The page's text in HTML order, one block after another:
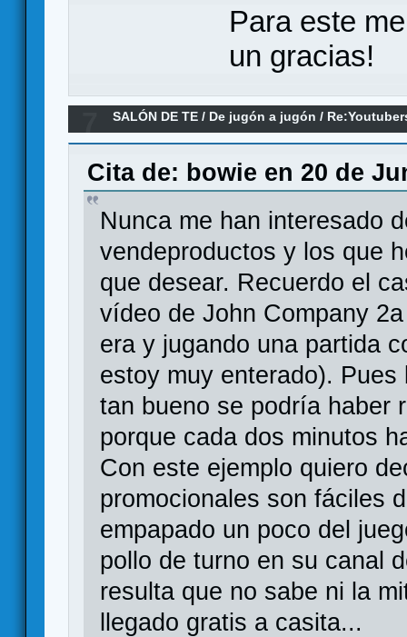
Para este
un gracias!
SALÓN DE TE / De jugón a jugón /
Cita de: bowie en 20 de
Nunca me han interesado
vendeproductos y los que
que desear. Recuerdo el
vídeo de John Company
era y jugando una partida
estoy muy enterado).
tan bueno se podría haber
porque cada dos minutos
Con este ejemplo quiero
promocionales son fáciles
empapado un poco del
pollo de turno en su canal
resulta que no sabe ni la
llegado gratis a casita...